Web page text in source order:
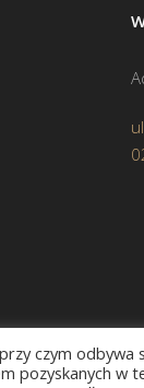
czym
pozyskanych w